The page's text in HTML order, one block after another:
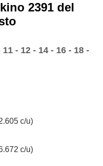
2391 del
- 12 - 14 - 16 - 18 -
c/u)
c/u)